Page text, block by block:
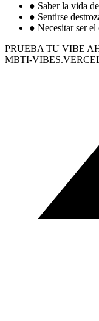
● Saber la vida
● Sentirse
● Necesitar ser
PRUEBA TU VIBE
MBTI-